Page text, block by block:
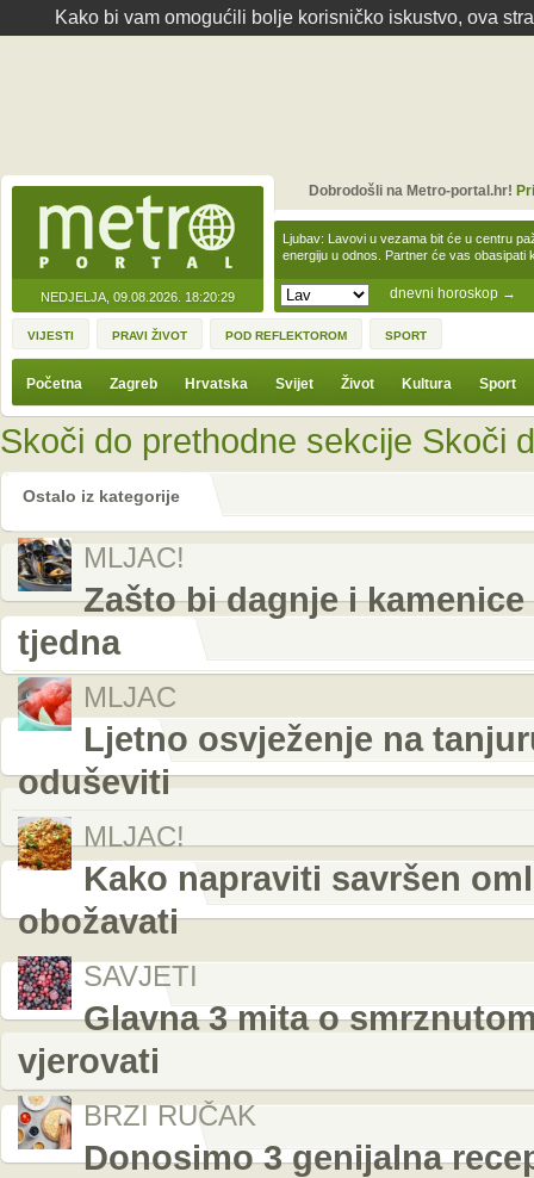
Kako bi vam omogućili bolje korisničko iskustvo, ova
NEDJELJA, 09.08.2026. 18:20:29 dnevni horoskop →
Ljubav: Lavovi u vezama bit će u centru
energiju u odnos. Partner će vas obasipati
Dobrodošli na Metro-portal.hr!
VIJESTI PRAVI ŽIVOT POD REFLEKTOROM SPORT
Početna Zagreb Hrvatska Svijet Život Kultura Sport
Skoči do prethodne sekcije Skoči
Ostalo iz kategorije
MLJAC!
Zašto bi dagnje i
tjedna
MLJAC
Ljetno osvježenje na
oduševiti
MLJAC!
Kako napraviti savršen
obožavati
SAVJETI
Glavna 3 mita o
vjerovati
BRZI RUČAK
Donosimo 3 genijalna